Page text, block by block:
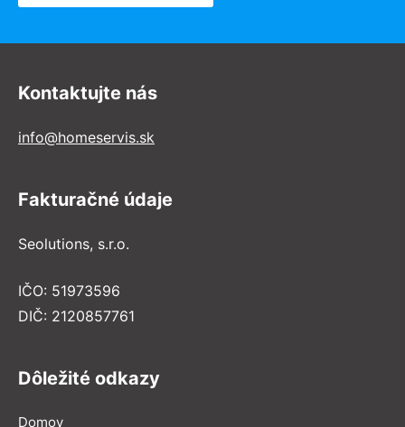
Kontaktujte nás
info@homeservis.sk
Fakturačné údaje
Seolutions, s.r.o.
IČO: 51973596
DIČ: 2120857761
Dôležité odkazy
Domov